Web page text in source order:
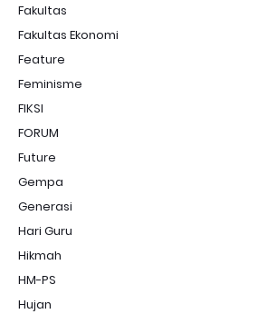
Fakultas
Fakultas Ekonomi
Feature
Feminisme
FIKSI
FORUM
Future
Gempa
Generasi
Hari Guru
Hikmah
HM-PS
Hujan